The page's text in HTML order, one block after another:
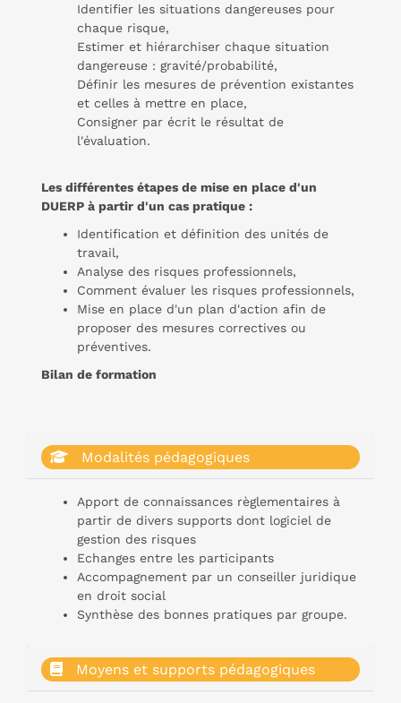
Identifier les situations dangereuses pour
chaque risque,
Estimer et hiérarchiser chaque situation
dangereuse : gravité/probabilité,
Définir les mesures de prévention existantes
et celles à mettre en place,
Consigner par écrit le résultat de
l'évaluation.
Les différentes étapes de mise en place d'un
DUERP à partir d'un cas pratique :
Identification et définition des unités de
travail,
Analyse des risques professionnels,
Comment évaluer les risques professionnels,
Mise en place d'un plan d'action afin de
proposer des mesures correctives ou
préventives.
Bilan de formation
Modalités pédagogiques
Apport de connaissances règlementaires à
partir de divers supports dont logiciel de
gestion des risques
Echanges entre les participants
Accompagnement par un conseiller juridique
en droit social
Synthèse des bonnes pratiques par groupe.
Moyens et supports pédagogiques